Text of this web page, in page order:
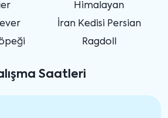
Himalayan
İran Kedisi Persian
Ragdoll
Saatleri